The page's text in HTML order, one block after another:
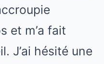
et m’a fait
J’ai hésité une